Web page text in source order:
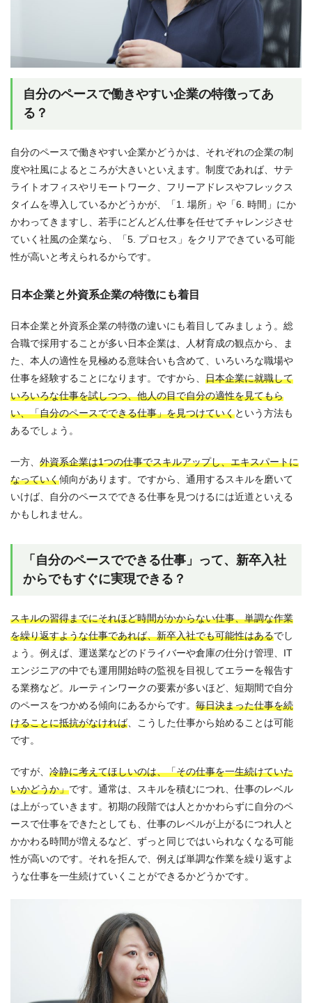
自分のペースで働きやすい企業の特徴ってあ
る？
自分のペースで働きやすい企業かどうかは、それぞれの企業の制
度や社風によるところが大きいといえます。制度であれば、サテ
ライトオフィスやリモートワーク、フリーアドレスやフレックス
タイムを導入しているかどうかが、「1. 場所」や「6. 時間」にか
かわってきますし、若手にどんどん仕事を任せてチャレンジさせ
ていく社風の企業なら、「5. プロセス」をクリアできている可能
性が高いと考えられるからです。
日本企業と外資系企業の特徴にも着目
日本企業と外資系企業の特徴の違いにも着目してみましょう。総
合職で採用することが多い日本企業は、人材育成の観点から、ま
た、本人の適性を見極める意味合いも含めて、いろいろな職場や
仕事を経験することになります。ですから、 日本企業に就職して
いろいろな仕事を試しつつ、他人の目で自分の適性を見てもら
い、「自分のペースでできる仕事」を見つけていくという方法も
あるでしょう。
一方、 外資系企業は1つの仕事でスキルアップし、エキスパートに
なっていく傾向があります。ですから、通用するスキルを磨いて
いけば、自分のペースでできる仕事を見つけるには近道といえる
かもしれません。
「自分のペースでできる仕事」って、新卒入社
からでもすぐに実現できる？
スキルの習得までにそれほど時間がかからない仕事、単調な作業
を繰り返すような仕事であれば、新卒入社でも可能性はあるでし
ょう。例えば、運送業などのドライバーや倉庫の仕分け管理、IT
エンジニアの中でも運用開始時の監視を目視してエラーを報告す
る業務など。ルーティンワークの要素が多いほど、短期間で自分
のペースをつかめる傾向にあるからです。 毎日決まった仕事を続
けることに抵抗がなければ 、こうした仕事から始めることは可能
です。
ですが、 冷静に考えてほしいのは、「その仕事を一生続けていた
いかどうか」です。通常は、スキルを積むにつれ、仕事のレベル
は上がっていきます。初期の段階では人とかかわらずに自分のペ
ースで仕事をできたとしても、仕事のレベルが上がるにつれ人と
かかわる時間が増えるなど、ずっと同じではいられなくなる可能
性が高いのです。それを拒んで、例えば単調な作業を繰り返すよ
うな仕事を一生続けていくことができるかどうかです。